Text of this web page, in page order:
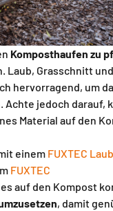
Komposthaufen zu
Laub, Grasschnitt und
hervorragend, um
jedoch darauf,
Material auf den
einem FUXTEC
FUXTEC
auf den Kompost
, damit